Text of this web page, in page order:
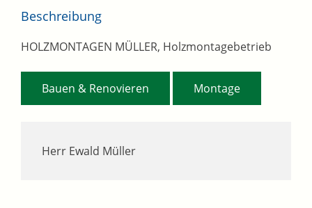
Herr Ewald Müller
Beschreibung
HOLZMONTAGEN MÜLLER, Holzmontagebetrieb
Bauen & Renovieren Montage